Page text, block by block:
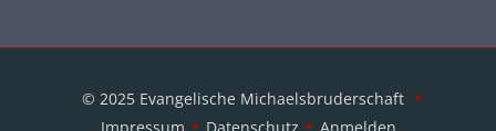
© 2025 Evangelische Michaelsbruderschaft